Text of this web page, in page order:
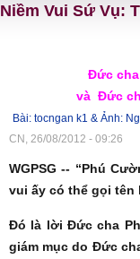
Niềm Vui Sứ Vụ:
Đức cha
và Đức
Bài: tocngan k1 & Ảnh:
CN, 26/08/2012 - 09:26
WGPSG -- “Phú
vui ấy có thể gọi tên
Đó là lời Đức cha
giám mục do Đức